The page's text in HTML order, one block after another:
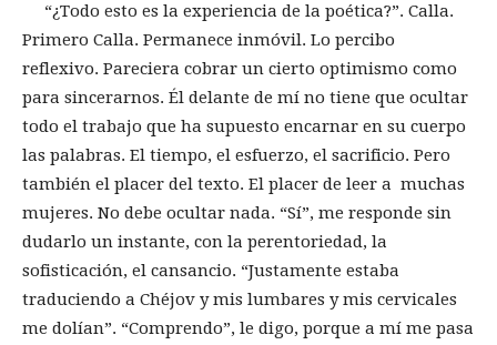
“¿Todo esto es la experiencia de la poética?”. Calla.
Primero Calla. Permanece inmóvil. Lo percibo
reflexivo. Pareciera cobrar un cierto optimismo como
para sincerarnos. Él delante de mí no tiene que ocultar
todo el trabajo que ha supuesto encarnar en su cuerpo
las palabras. El tiempo, el esfuerzo, el sacrificio. Pero
también el placer del texto. El placer de leer a muchas
mujeres. No debe ocultar nada. “Sí”, me responde sin
dudarlo un instante, con la perentoriedad, la
sofisticación, el cansancio. “Justamente estaba
traduciendo a Chéjov y mis lumbares y mis cervicales
me dolían”. “Comprendo”, le digo, porque a mí me pasa